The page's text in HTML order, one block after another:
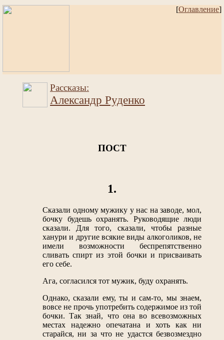
[Оглавление]
Рассказы:
Александр Руденко
ПОСТ
1.
Сказали одному мужику у нас на заводе, мол,
бочку будешь охранять. Руководящие люди
сказали. Для того, сказали, чтобы разные
ханури и другие всякие виды алкоголиков, не
имели возможности беспрепятственно
сливать спирт из этой бочки и присваивать
его себе.
Ага, согласился тот мужик, буду охранять.
Однако, сказали ему, ты и сам-то, мы знаем,
вовсе не прочь употребить содержимое из той
бочки. Так знай, что она во всевозможных
местах надежно опечатана и хоть как ни
старайся, ни за что не удастся безвозмездно